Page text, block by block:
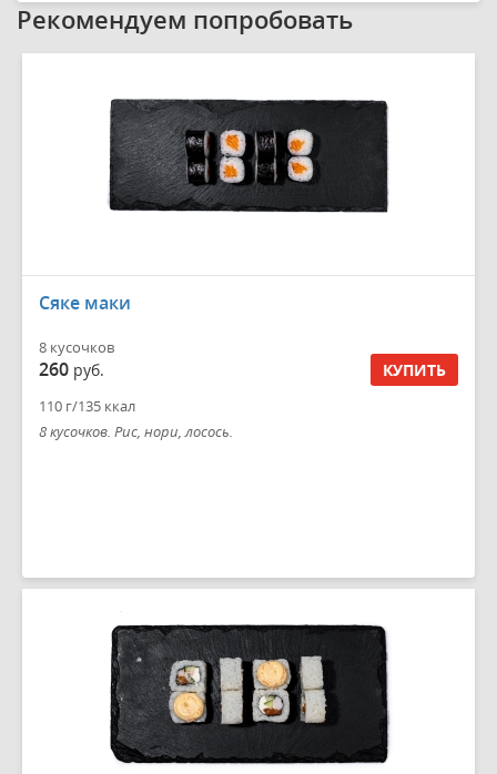
Рекомендуем попробовать
Сяке маки
8 кусочков
260 руб. КУПИТЬ
110 г/135 ккал
8 кусочков. Рис, нори, лосось.